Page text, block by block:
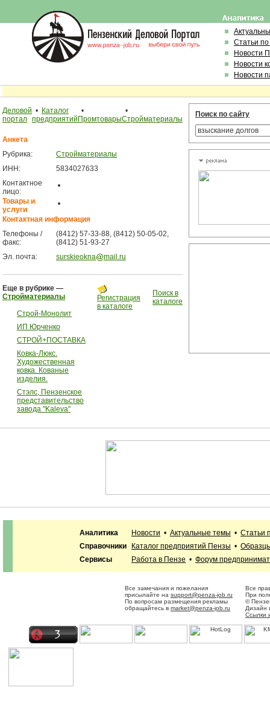
Статьи
Новости
Новости
Новости
Деловой
портал
• Каталог
предприятий
•
Промтовары
•
Стройматериалы
Анкета
Рубрика:
Стройматериалы
ИНН:
5834027633
Контактное
лицо:
Товары и
услуги
Контактная информация
Телефоны /
факс:
(8412) 57-33-88, (8412) 50-05-02,
(8412) 51-93-27
Эл. почта:
surskieokna mail.ru
Еще в рубрике —
Стройматериалы
Строй-Монолит
ИП Юрченко
СТРОЙ+ПОСТАВКА
Ковка-Люкс.
Художественная
ковка. Кованые
изделия.
Стэлс, Пензенское
представительство
завода "Kaleva"
Регистрация
в каталоге
Поиск в
каталоге
Поиск по сайту
Аналитика Новости • Актуальные темы • Статьи
Справочники
Каталог предприятий Пензы •
Сервисы
Работа в Пензе • Форум
Все замечания и пожелания
присылайте на support@penza-job.ru
По вопросам размещения рекламы
обращайтесь в market@penza-job.ru
Все
При
©
Дизайн
Ссылки